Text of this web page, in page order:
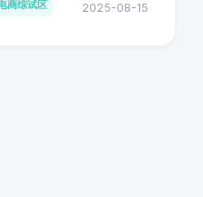
商综试区 2025-08-15